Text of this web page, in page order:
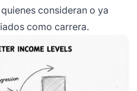
consideran o ya
como carrera.